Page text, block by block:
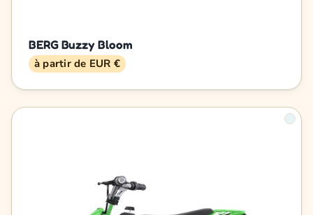
BERG Buzzy Bloom
à partir de EUR €